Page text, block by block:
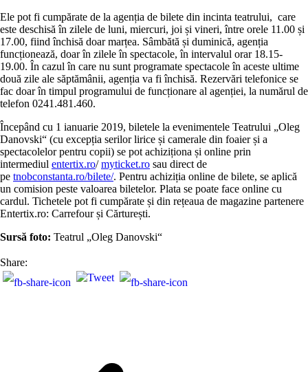
Ele pot fi cumpărate de la agenția de bilete din incinta teatrului, care
este deschisă în zilele de luni, miercuri, joi și vineri, între orele 11.00 și
17.00, fiind închisă doar marțea. Sâmbătă și duminică, agenția
funcționează, doar în zilele în spectacole, în intervalul orar 18.15-
19.00. În cazul în care nu sunt programate spectacole în aceste ultime
două zile ale săptămânii, agenția va fi închisă. Rezervări telefonice se
fac doar în timpul programului de funcționare al agenției, la numărul de
telefon 0241.481.460.
Începând cu 1 ianuarie 2019, biletele la evenimentele Teatrului „Oleg
Danovski“ (cu excepția serilor lirice și camerale din foaier și a
spectacolelor pentru copii) se pot achiziționa și online prin
intermediul entertix.ro/myticket.ro sau direct de
pe tnobconstanta.ro/bilete/. Pentru achiziția online de bilete, se aplică
un comision peste valoarea biletelor. Plata se poate face online cu
cardul. Tichetele pot fi cumpărate și din rețeaua de magazine partenere
Entertix.ro: Carrefour și Cărturești.
Sursă foto: Teatrul „Oleg Danovski“
Share: